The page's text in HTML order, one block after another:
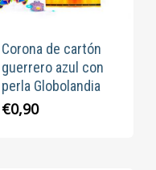
Corona de cartón
guerrero azul con
perla Globolandia
€0,90